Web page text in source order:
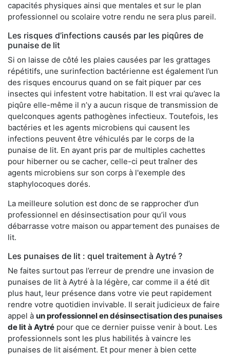
capacités physiques ainsi que mentales et sur le plan
professionnel ou scolaire votre rendu ne sera plus pareil.
Les risques d’infections causés par les piqûres de
punaise de lit
Si on laisse de côté les plaies causées par les grattages
répétitifs, une surinfection bactérienne est également l’un
des risques encourus quand on se fait piquer par ces
insectes qui infestent votre habitation. Il est vrai qu’avec la
piqûre elle-même il n’y a aucun risque de transmission de
quelconques agents pathogènes infectieux. Toutefois, les
bactéries et les agents microbiens qui causent les
infections peuvent être véhiculés par le corps de la
punaise de lit. En ayant pris par de multiples cachettes
pour hiberner ou se cacher, celle-ci peut traîner des
agents microbiens sur son corps à l'exemple des
staphylocoques dorés.
La meilleure solution est donc de se rapprocher d’un
professionnel en désinsectisation pour qu’il vous
débarrasse votre maison ou appartement des punaises de
lit.
Les punaises de lit : quel traitement à Aytré ?
Ne faites surtout pas l’erreur de prendre une invasion de
punaises de lit à Aytré à la légère, car comme il a été dit
plus haut, leur présence dans votre vie peut rapidement
rendre votre quotidien invivable. Il serait judicieux de faire
appel à un professionnel en désinsectisation des punaises
de lit à Aytré pour que ce dernier puisse venir à bout. Les
professionnels sont les plus habilités à vaincre les
punaises de lit aisément. Et pour mener à bien cette